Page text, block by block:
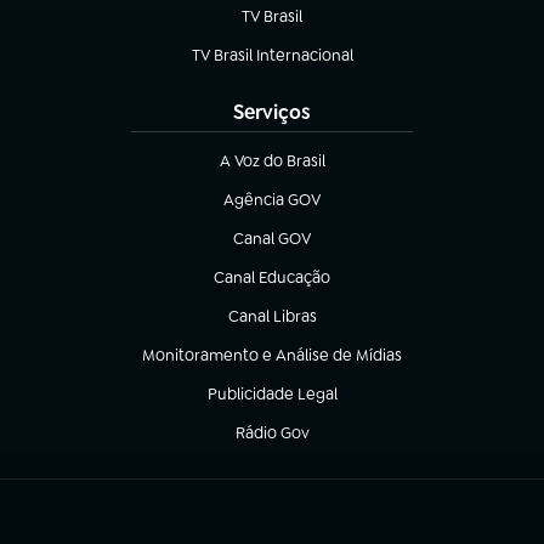
TV Brasil
(abre em nova aba)
TV Brasil Internacional
(abre em nova aba)
Serviços
A Voz do Brasil
(abre em nova aba)
Agência GOV
(abre em nova aba)
Canal GOV
(abre em nova aba)
Canal Educação
(abre em nova aba)
Canal Libras
(abre em nova aba)
Monitoramento e Análise de Mídias
(abre em nova aba)
Publicidade Legal
(abre em nova aba)
Rádio Gov
(abre em nova aba)